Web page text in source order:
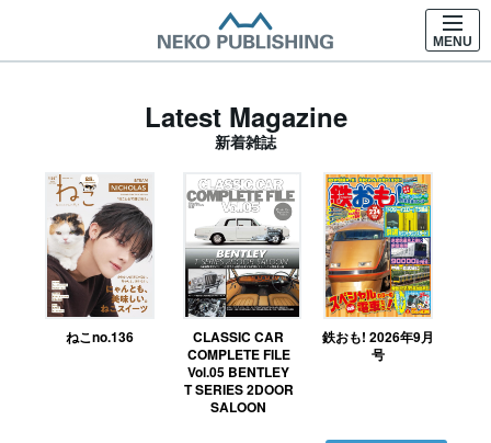
MENU
Latest Magazine
新着雑誌
ねこno.136
CLASSIC CAR
COMPLETE FILE
Vol.05 BENTLEY
T SERIES 2DOOR
SALOON
鉄おも! 2026年9月
号